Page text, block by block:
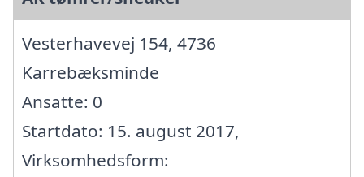
Vesterhavevej 154, 4736
Karrebæksminde
Ansatte: 0
Startdato: 15. august 2017,
Virksomhedsform: